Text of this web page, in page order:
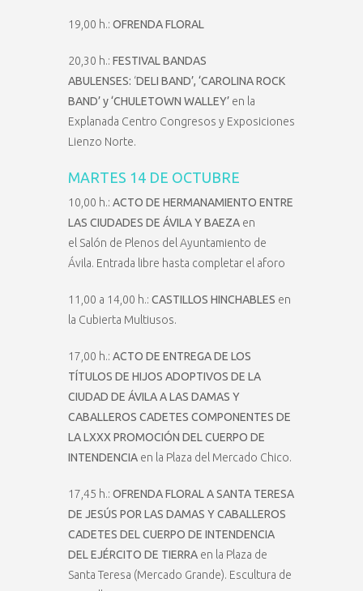
19,00 h.: OFRENDA FLORAL
20,30 h.: FESTIVAL BANDAS
ABULENSES: ‘DELI BAND’, ‘CAROLINA ROCK
BAND’ y ‘CHULETOWN WALLEY’ en la
Explanada Centro Congresos y Exposiciones
Lienzo Norte.
MARTES 14 DE OCTUBRE
10,00 h.: ACTO DE HERMANAMIENTO ENTRE
LAS CIUDADES DE ÁVILA Y BAEZA en
el Salón de Plenos del Ayuntamiento de
Ávila. Entrada libre hasta completar el aforo
11,00 a 14,00 h.: CASTILLOS HINCHABLES en
la Cubierta Multiusos.
17,00 h.: ACTO DE ENTREGA DE LOS
TÍTULOS DE HIJOS ADOPTIVOS DE LA
CIUDAD DE ÁVILA A LAS DAMAS Y
CABALLEROS CADETES COMPONENTES DE
LA LXXX PROMOCIÓN DEL CUERPO DE
INTENDENCIA en la Plaza del Mercado Chico.
17,45 h.: OFRENDA FLORAL A SANTA TERESA
DE JESÚS POR LAS DAMAS Y CABALLEROS
CADETES DEL CUERPO DE INTENDENCIA
DEL EJÉRCITO DE TIERRA en la Plaza de
Santa Teresa (Mercado Grande). Escultura de